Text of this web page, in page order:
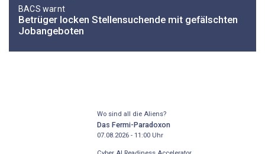
BACS warnt
Betrüger locken Stellensuchende mit gefälschten
Jobangeboten
Wo sind all die Aliens?
Das Fermi-Paradoxon
07.08.2026 - 11:00Uhr